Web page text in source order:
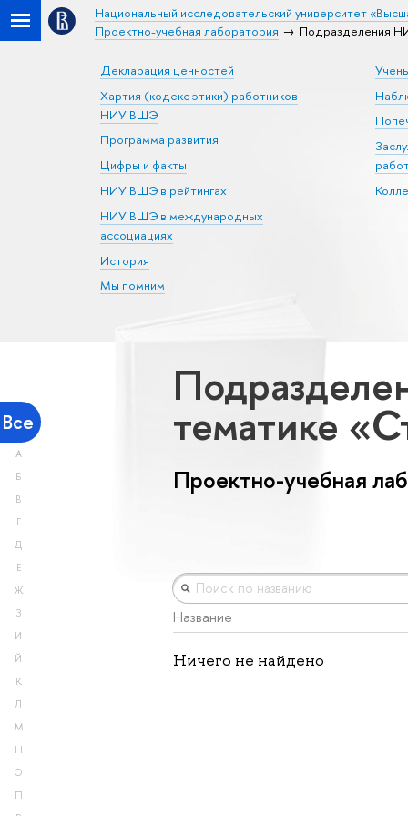
Национальный исследовательский университет
Проектно-учебная лаборатория
Подразделения
Декларация ценностей
Хартия (кодекс этики) работников
НИУ ВШЭ
Программа развития
Цифры и факты
НИУ ВШЭ в рейтингах
НИУ ВШЭ в международных
ассоциациях
История
Мы помним
Все
А
Б
В
Г
Д
Е
Ж
З
И
Й
К
Л
М
Н
О
П
тематике
Проектно-учебная
Название
Ничего не найдено